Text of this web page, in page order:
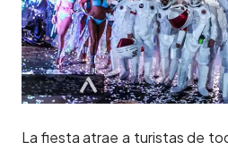
La fiesta atrae a turistas de